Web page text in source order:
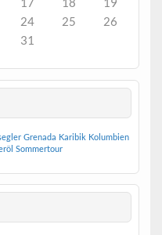
24 25
26
31
Grenada Karibik Kolumbien
Sommertour